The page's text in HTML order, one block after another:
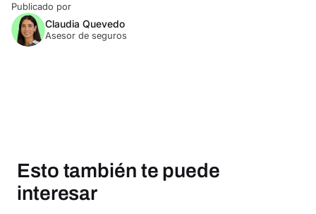
Publicado por
Claudia Quevedo
Asesor de seguros
Esto también te puede
interesar